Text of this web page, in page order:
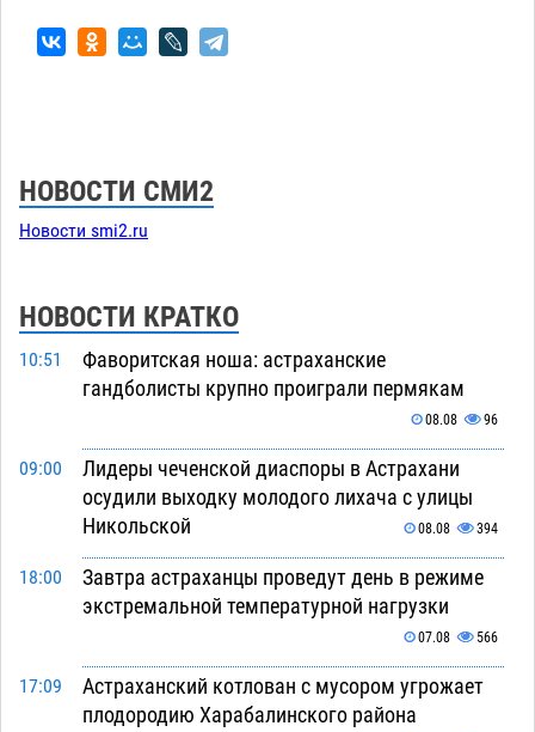
НОВОСТИ СМИ2
Новости smi2.ru
НОВОСТИ КРАТКО
10:51
Фаворитская ноша: астраханские
гандболисты крупно проиграли пермякам
08.08 96
09:00
Лидеры чеченской диаспоры в Астрахани
осудили выходку молодого лихача с улицы
Никольской
08.08 394
18:00
Завтра астраханцы проведут день в режиме
экстремальной температурной нагрузки
07.08 566
17:09
Астраханский котлован с мусором угрожает
плодородию Харабалинского района